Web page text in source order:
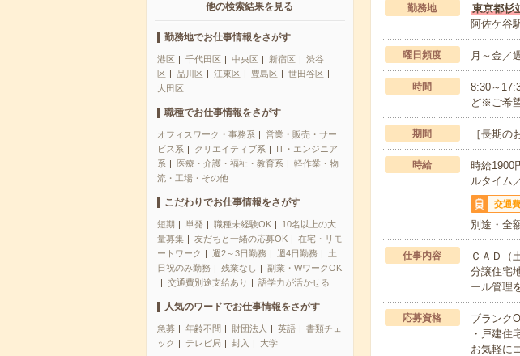
他の検索結果を見る
勤務地でお仕事情報をさがす
港区 千代田区 中央区 新宿区
渋谷
区
品川区 江東区 豊島区
世田谷区
大田区
職種でお仕事情報をさがす
オフィスワーク・事務系
営業・販売・サー
ビス系
クリエイティブ系
IT・エンジニア
系
医療・介護・福祉・教育系
軽作業・物
流・工場・その他
こだわりでお仕事情報をさがす
短期 単発 職種未経験OK
10名以上の大
量募集
友だちと一緒の応募OK
在宅・リモ
ートワーク
週2～3日勤務 週4日勤務
土
日祝のみ勤務
残業なし
副業・WワークOK
交通費別途支給あり
語学力が活かせる
人気のワードでお仕事情報をさがす
急募 年齢不問 財団法人 英語
書類チェ
ック
テレビ局 封入 大学
勤務地
東京都杉
阿佐ケ谷
曜日頻度 月～金／
時間
8:30～
ど※ご希
期間 ［長期の
時給
時給
ルタイム
交通費
別途・全
仕事内容
ＣＡＤ（
分譲住宅
ール管理
応募資格
ブランク
・戸建住
お気軽に